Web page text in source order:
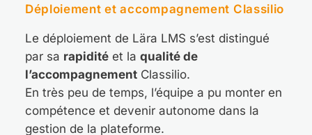
Déploiement et accompagnement Classilio
Le déploiement de Lära LMS s’est distingué
par sa rapiditéet la qualité de
l’accompagnementClassilio.
En très peu de temps, l’équipe a pu monter en
compétence et devenir autonome dans la
gestion de la plateforme.